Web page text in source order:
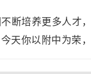
断培养更多人才
天你以附中为荣